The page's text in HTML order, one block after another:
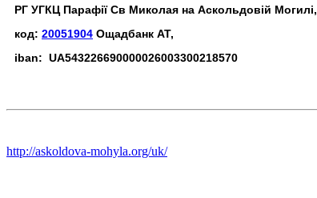
РГ УГКЦ Парафії Св Миколая на Аскольдовій Могилі,
код: 20051904 Ощадбанк АТ,
iban: UA543226690000026003300218570
http://askoldova-mohyla.org/uk/